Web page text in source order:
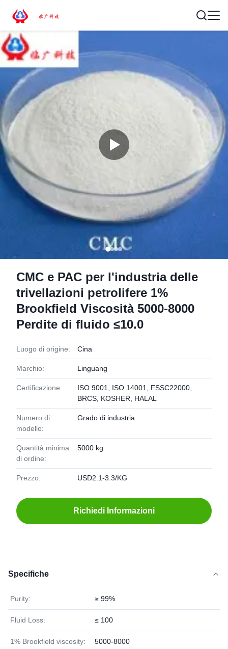
CMC e PAC per l'industria delle
trivellazioni petrolifere 1%
Brookfield Viscosità 5000-8000
Perdite di fluido ≤10.0
Luogo di origine: Cina
Marchio: Linguang
Certificazione:
ISO 9001, ISO 14001, FSSC22000,
BRCS, KOSHER, HALAL
Numero di
modello:
Grado di industria
Quantità minima
di ordine:
5000 kg
Prezzo: USD2.1-3.3/KG
Richiedi Informazioni
Specifiche
Purity: ≥ 99%
Fluid Loss: ≤ 100
1% Brookfield viscosity: 5000-8000